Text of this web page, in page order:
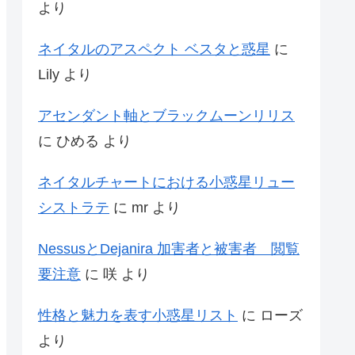
より
ネイタルのアスペクト ベスタと惑星 に
Lily より
アセンダント軸とブラックムーンリリス
に ひめる より
ネイタルチャートにおける小惑星リュー
シストラテ に mr より
NessusとDejanira 加害者と被害者 閲覧
要注意 に 咲 より
性格と魅力を表す小惑星リスト に ローズ
より